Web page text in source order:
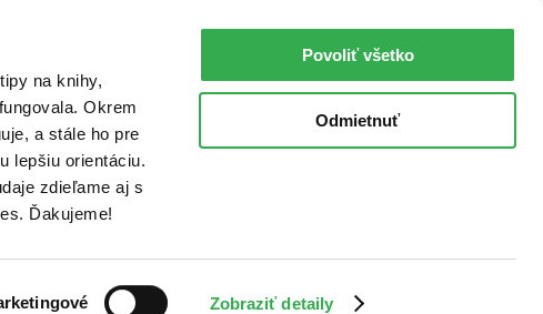
na knihy,
Okrem
a stále ho pre
lepšiu orientáciu.
zdieľame aj s
Ďakujeme!
Zobraziť detaily
Povoliť všetko
Odmietnuť